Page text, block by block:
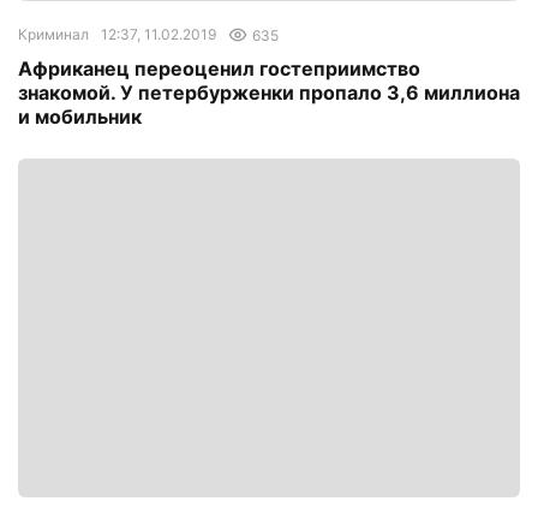
Криминал 12:37, 11.02.2019 635
Африканец переоценил гостеприимство
знакомой. У петербурженки пропало 3,6 миллиона
и мобильник